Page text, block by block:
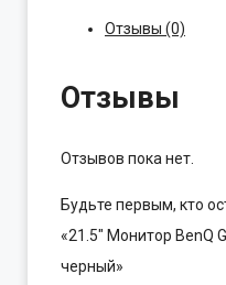
Отзывы (0)
Отзывы
Отзывов пока нет.
Будьте первым, кто
«21.5″ Монитор BenQ
черный»